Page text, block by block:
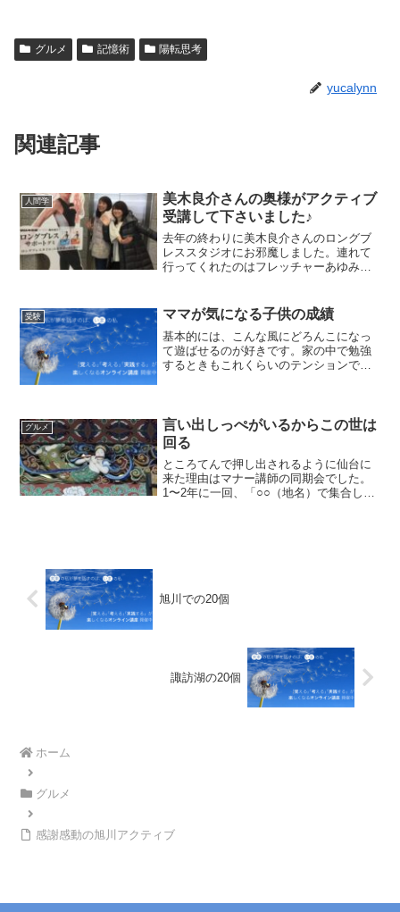
グルメ 記憶術 陽転思考
yucalynn
関連記事
人間学
美木良介さんの奥様がアクティブ
受講して下さいました♪
去年の終わりに美木良介さんのロングブ
レススタジオにお邪魔しました。連れて
行ってくれたのはフレッチャーあゆみさ
ンセミナーを開催される予定です。【追
記】合格されました！→...
受験 ママが気になる子供の成績
基本的には、こんな風にどろんこになっ
て遊ばせるのが好きです。家の中で勉強
するときもこれくらいのテンションで楽
ることです。ですが、その...
グルメ
言い出しっぺがいるからこの世は
回る
ところてんで押し出されるように仙台に
来た理由はマナー講師の同期会でした。
1〜2年に一回、「○○（地名）で集合しま
旭川での20個
諏訪湖の20個
ホーム
グルメ
感謝感動の旭川アクティブ